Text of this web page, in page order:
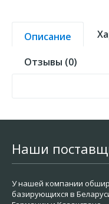
Описание
Отзывы (0)
Наши
У нашей компании
базирующихся в